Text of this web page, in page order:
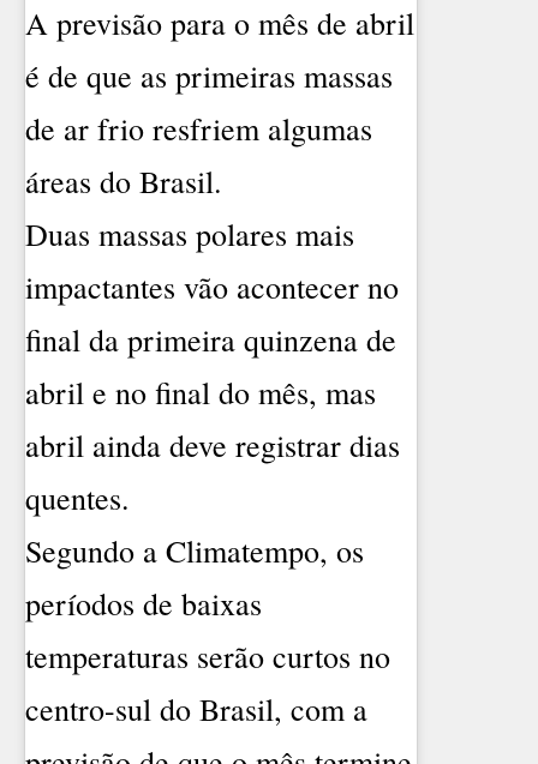
A previsão para o mês de abril
é de que as primeiras massas
de ar frio resfriem algumas
áreas do Brasil.
Duas massas polares mais
impactantes vão acontecer no
final da primeira quinzena de
abril e no final do mês, mas
abril ainda deve registrar dias
quentes.
Segundo a Climatempo, os
períodos de baixas
temperaturas serão curtos no
centro-sul do Brasil, com a